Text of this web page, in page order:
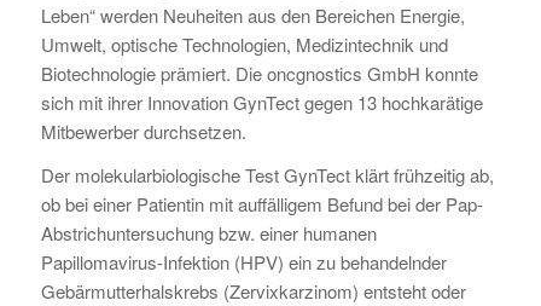
Leben“ werden Neuheiten aus den Bereichen Energie,
Umwelt, optische Technologien, Medizintechnik und
Biotechnologie prämiert. Die oncgnostics GmbH konnte
sich mit ihrer Innovation GynTect gegen 13 hochkarätige
Mitbewerber durchsetzen.
Der molekularbiologische Test GynTect klärt frühzeitig ab,
ob bei einer Patientin mit auffälligem Befund bei der Pap-
Abstrichuntersuchung bzw. einer humanen
Papillomavirus-Infektion (HPV) ein zu behandelnder
Gebärmutterhalskrebs (Zervixkarzinom) entsteht oder